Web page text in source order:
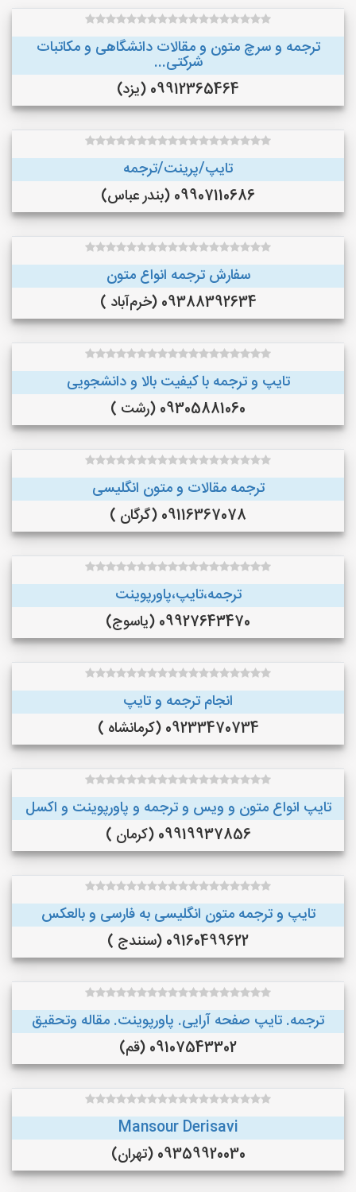
ترجمه و سرچ متون و مقالات دانشگاهی و مکاتبات
شرکتی...
09912365464 (یزد)
تایپ/پرینت/ترجمه
09907110686 (بندر عباس)
سفارش ترجمه انواع متون
09388392634 (خرم‌آباد )
تایپ و ترجمه با کیفیت بالا و دانشجویی
09305881060 (رشت )
ترجمه مقالات و متون انگلیسی
09116367078 (گرگان )
ترجمه،تایپ،پاورپوینت
09927643470 (یاسوج)
انجام ترجمه و تایپ
09233470734 (کرمانشاه )
تایپ انواع متون و ویس و ترجمه و پاورپوینت و اکسل
09919937856 (کرمان )
تایپ و ترجمه متون انگلیسی به فارسی و بالعکس
09160499622 (سنندج )
ترجمه. تایپ صفحه آرایی. پاورپوینت. مقاله وتحقیق
09107543302 (قم)
Mansour Derisavi
09359920030 (تهران)